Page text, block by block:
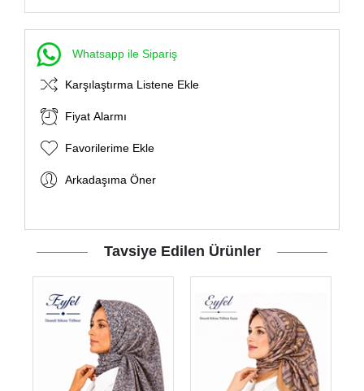
Whatsapp ile Sipariş
Karşılaştırma Listene Ekle
Fiyat Alarmı
Favorilerime Ekle
Arkadaşıma Öner
Tavsiye Edilen Ürünler